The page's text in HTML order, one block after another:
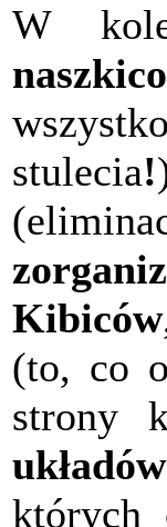
W
stulecia!
Kibiców
(to, co
strony
których